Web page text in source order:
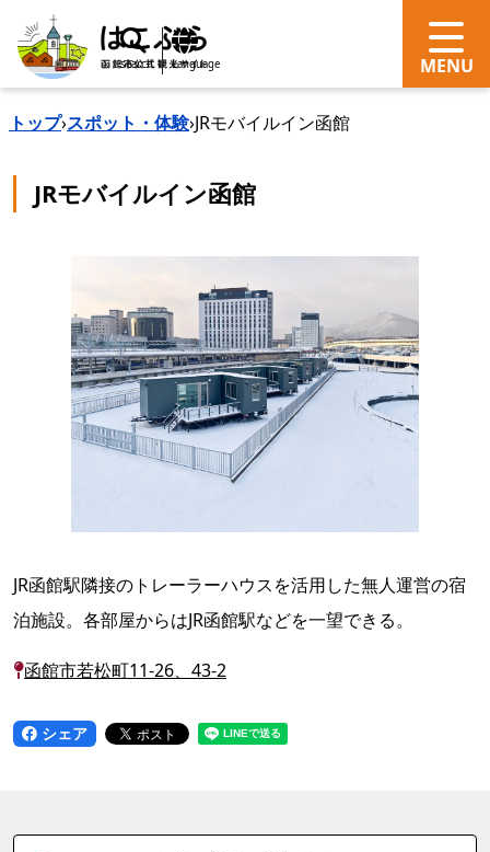
search Language
トップ›スポット・体験›JRモバイルイン函館
JRモバイルイン函館
JR函館駅隣接のトレーラーハウスを活用した無人運営の宿
泊施設。各部屋からはJR函館駅などを一望できる。
函館市若松町11-26、43-2
シェア